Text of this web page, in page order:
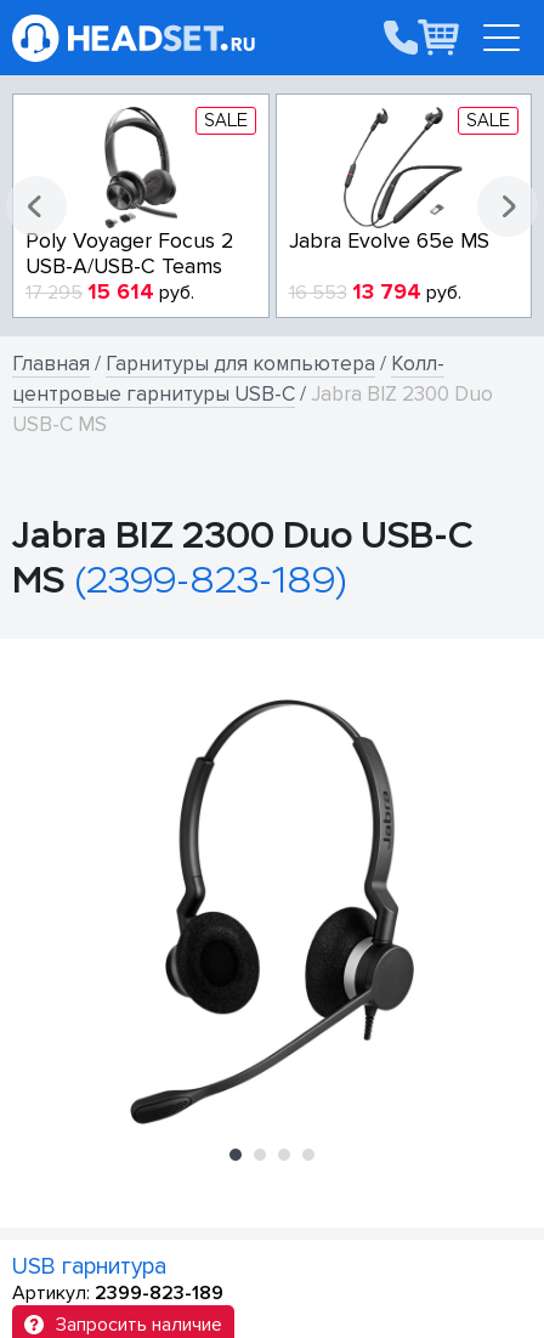
SALE
Poly Voyager Focus 2
USB-A/USB-C Teams
17 295 15 614 руб.
SALE
Jabra Evolve 65e MS
16 553 13 794 руб.
Главная / Гарнитуры для компьютера / Колл-
центровые гарнитуры USB-C/ Jabra BIZ 2300 Duo
USB-C MS
Jabra BIZ 2300 Duo USB-C
MS (2399-823-189)
USB гарнитура
Артикул: 2399-823-189
Запросить наличие